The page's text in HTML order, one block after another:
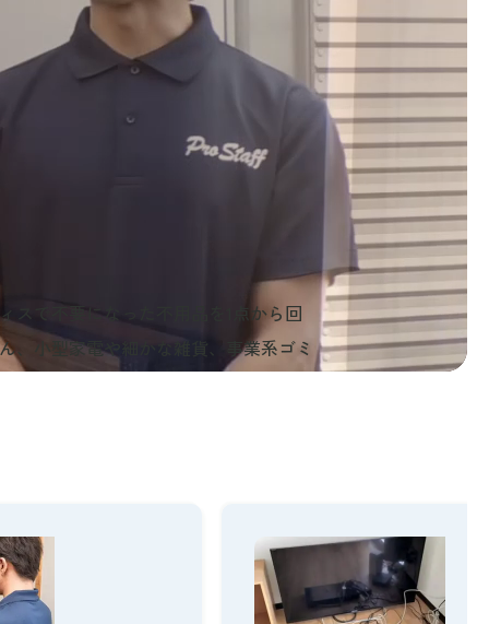
スで不要になった不用品を1点から回
、小型家電や細かな雑貨、事業系ゴミ